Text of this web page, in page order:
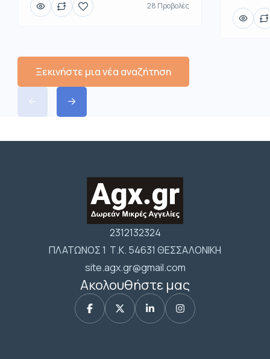
28 Προβολές
Ξεκινήστε μια νέα αναζήτηση
2312132324
ΠΛΑΤΩΝΟΣ 1 Τ.Κ. 54631 ΘΕΣΣΑΛΟΝΙΚΗ
site.agx.gr@gmail.com
Ακολουθήστε μας